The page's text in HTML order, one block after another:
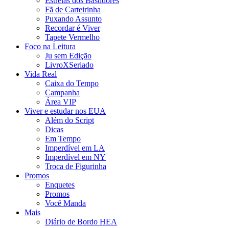
Fã de Carteirinha
Puxando Assunto
Recordar é Viver
Tapete Vermelho
Foco na Leitura
Ju sem Edição
LivroXSeriado
Vida Real
Caixa do Tempo
Campanha
Área VIP
Viver e estudar nos EUA
Além do Script
Dicas
Em Tempo
Imperdível em LA
Imperdível em NY
Troca de Figurinha
Promos
Enquetes
Promos
Você Manda
Mais
Diário de Bordo HEA